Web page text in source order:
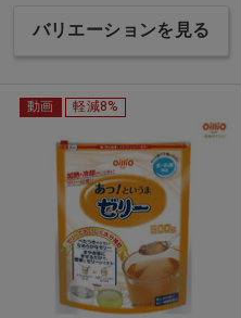
バリエーションを見る
動画 軽減8%